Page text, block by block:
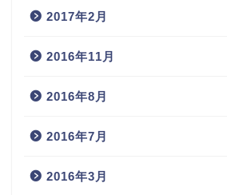
2017年2月
2016年11月
2016年8月
2016年7月
2016年3月